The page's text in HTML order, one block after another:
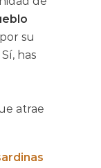
su
Sí, has
atrae